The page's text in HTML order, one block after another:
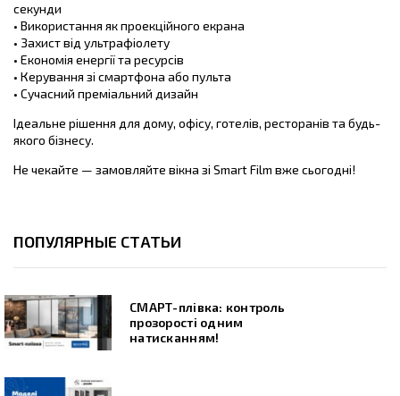
секунди
• Використання як проекційного екрана
• Захист від ультрафіолету
• Економія енергії та ресурсів
• Керування зі смартфона або пульта
• Сучасний преміальний дизайн
Ідеальне рішення для дому, офісу, готелів, ресторанів та будь-
якого бізнесу.
Не чекайте — замовляйте вікна зі Smart Film вже сьогодні!
ПОПУЛЯРНЫЕ СТАТЬИ
СМАРТ-плівка: контроль
прозорості одним
натисканням!